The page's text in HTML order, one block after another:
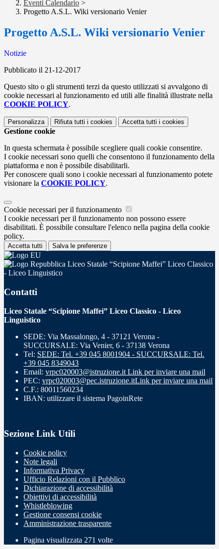
Eventi Calendario >
Progetto A.S.L. Wiki versionario Venier
Progetto A.S.L. Wiki versionario Venier
Notizie
Pubblicato il 21-12-2017
Questo sito o gli strumenti terzi da questo utilizzati si avvalgono di
cookie necessari al funzionamento ed utili alle finalità illustrate nella
COOKIE POLICY.
Personalizza Rifiuta tutti i cookies Accetta tutti i cookies
Gestione cookie
In questa schermata è possibile scegliere quali cookie consentire.
I cookie necessari sono quelli che consentono il funzionamento della
piattaforma e non è possibile disabilitarli.
Per conoscere quali sono i cookie necessari al funzionamento potete
visionare la COOKIE POLICY.
Cookie necessari per il funzionamento
I cookie necessari per il funzionamento non possono essere
disabilitati. È possibile consultare l'elenco nella pagina della cookie
policy.
Accetta tutti Salva le preferenze
Liceo Statale “Scipione Maffei” Liceo Classico
- Liceo Linguistico
Contatti
Liceo Statale “Scipione Maffei” Liceo Classico - Liceo
Linguistico
SEDE: Via Massalongo, 4 - 37121 Verona -
SUCCURSALE: Via Venier, 6 - 37138 Verona
Tel: SEDE: Tel. +39 045 8001904 - SUCCURSALE: Tel.
+39 045 8349043
Email: vrpc020003@istruzione.it Link per inviare una mail
PEC: vrpc020003@pec.istruzione.itLink per inviare una mail
C.F.: 80011560234
IBAN: utilizzare il sistema PagoinRete
Sezione Link Utili
Cookie policy
Note legali
Informativa Privacy
Ufficio Relazioni con il Pubblico
Dichiarazione di accessibilità
Obiettivi di accessibilità
Whistleblowing
Gestione consensi cookie
Amministrazione trasparente
Pagina visualizzata 271 volte